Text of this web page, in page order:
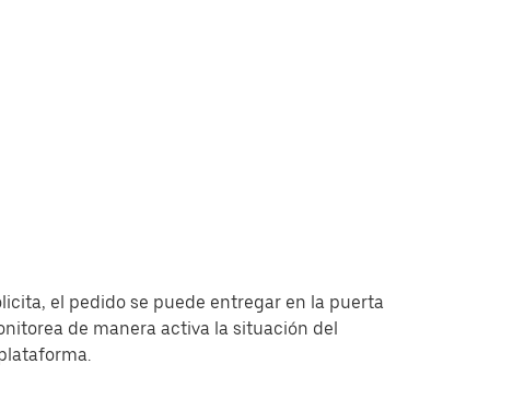
el pedido se puede entregar en la puerta
de manera activa la situación del